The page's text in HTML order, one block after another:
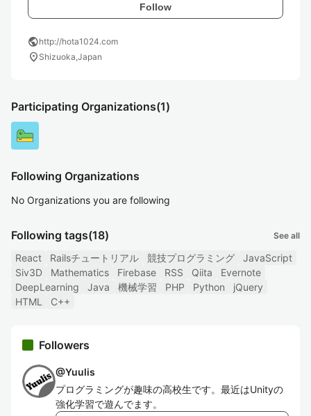
Follow
publichttp://hota1024.com
location_on Shizuoka,Japan
Participating Organizations(1)
Following Organizations
No Organizations you are following
Following tags(18) See all
React Railsチュートリアル 競技プログラミング
JavaScript
Siv3D
Mathematics Firebase RSS Qiita
Evernote
DeepLearning
Java 機械学習 PHP Python
jQuery
HTML
C++
Followers
@Yuulis
プログラミングが趣味の高校生です。最近はUnityの
強化学習で遊んでます。